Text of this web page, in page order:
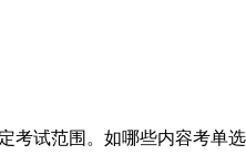
考试范围。如哪些内容考单